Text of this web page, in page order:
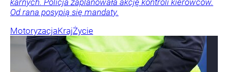
karnych. Policja zaplanowała akcję kontroli kierowców.
Od rana posypią się mandaty.
MotoryzacjaKrajŻycie